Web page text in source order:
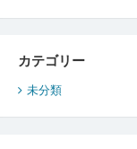
カテゴリー
未分類